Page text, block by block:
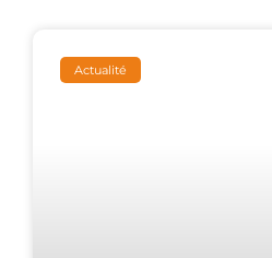
Actualité